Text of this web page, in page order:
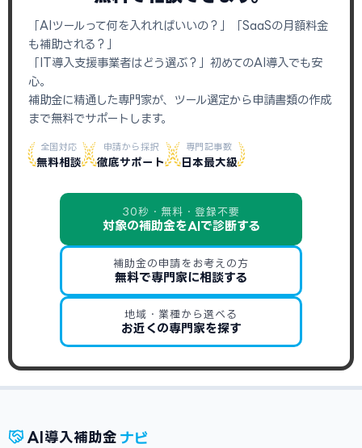
「AIツールって何を入れればいいの？」「SaaSの月額料金
も補助される？」
「IT導入支援事業者はどう選ぶ？」初めてのAI導入でも安
心。
補助金に精通した専門家が、ツール選定から申請書類の作成
まで無料でサポートします。
全国対応
無料相談
申請から採択
徹底サポート
専門記事数
日本最大級
30秒・無料・登録不要
対象の補助金をAIで診断する
補助金の申請をお考えの方
無料で専門家に相談する
地域・業種から選べる
お近くの専門家を探す
AI 導入補助金 ナビ